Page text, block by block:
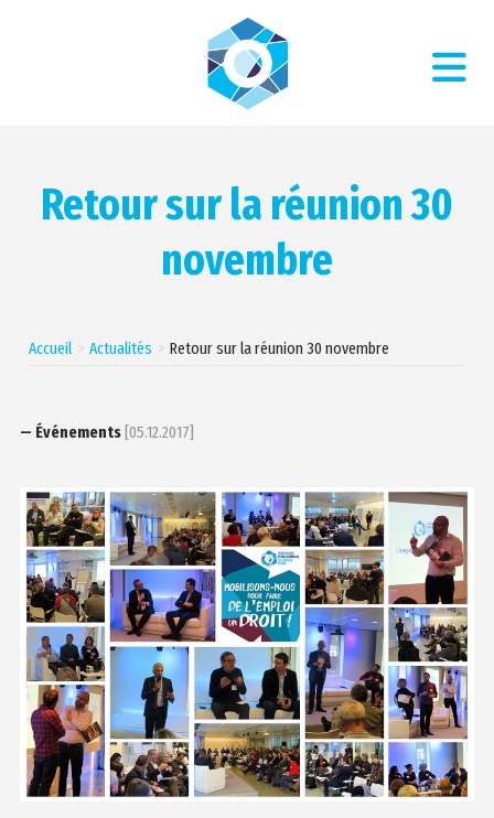
Retour sur la réunion 30
novembre
Accueil Actualités Retour sur la réunion 30 novembre
— Événements[05.12.2017]